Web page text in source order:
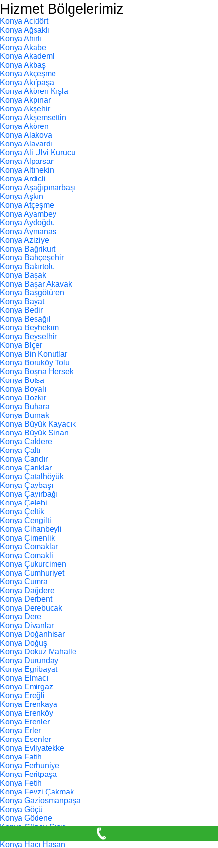
Hizmet Bölgelerimiz
Konya Acidört
Konya Ağsaklı
Konya Ahırlı
Konya Akabe
Konya Akademi
Konya Akbaş
Konya Akçeşme
Konya Akıfpaşa
Konya Akören Kışla
Konya Akpınar
Konya Akşehir
Konya Akşemsettin
Konya Akören
Konya Alakova
Konya Alavardı
Konya Ali Ulvi Kurucu
Konya Alparsan
Konya Altınekin
Konya Ardicli
Konya Aşağıpınarbaşı
Konya Aşkın
Konya Atçeşme
Konya Ayambey
Konya Aydoğdu
Konya Aymanas
Konya Aziziye
Konya Bağrikurt
Konya Bahçeşehir
Konya Bakırtolu
Konya Başak
Konya Başar Akavak
Konya Başgötüren
Konya Bayat
Konya Bedir
Konya Besağıl
Konya Beyhekim
Konya Beyselhir
Konya Biçer
Konya Bin Konutlar
Konya Boruköy Tolu
Konya Boşna Hersek
Konya Botsa
Konya Boyalı
Konya Bozkır
Konya Buhara
Konya Burnak
Konya Büyük Kayacık
Konya Büyük Sinan
Konya Caldere
Konya Çaltı
Konya Candır
Konya Çarıklar
Konya Çatalhöyük
Konya Çaybaşı
Konya Çayırbağı
Konya Çelebi
Konya Çeltik
Konya Cengilti
Konya Cihanbeyli
Konya Çimenlik
Konya Comaklar
Konya Comakli
Konya Çukurcimen
Konya Cumhuriyet
Konya Cumra
Konya Dağdere
Konya Derbent
Konya Derebucak
Konya Dere
Konya Divanlar
Konya Doğanhisar
Konya Doğuş
Konya Dokuz Mahalle
Konya Durunday
Konya Egribayat
Konya Elmacı
Konya Emirgazi
Konya Ereğli
Konya Erenkaya
Konya Erenköy
Konya Erenler
Konya Erler
Konya Esenler
Konya Evliyatekke
Konya Fatih
Konya Ferhuniye
Konya Feritpaşa
Konya Fetih
Konya Fevzi Çakmak
Konya Gaziosmanpaşa
Konya Göçü
Konya Gödene
Konya Güney Sınır
Konya Hacı Hasan